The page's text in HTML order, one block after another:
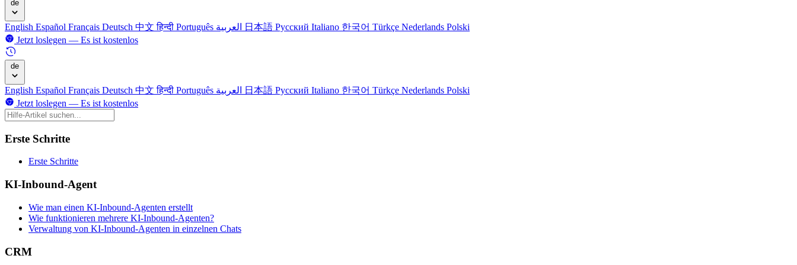
de
English Español Français Deutsch 中文हिन्दी Português 日本語 Русский Italiano 한국어 Türkçe Nederlands Polski
Jetzt loslegen — Es ist kostenlos
de
English Español Français Deutsch 中文हिन्दी Português 日本語 Русский Italiano 한국어 Türkçe Nederlands Polski
Jetzt loslegen — Es ist kostenlos
Erste Schritte
Erste Schritte
KI-Inbound-Agent
Wie man einen KI-Inbound-Agenten erstellt
Wie funktionieren mehrere KI-Inbound-Agenten?
Verwaltung von KI-Inbound-Agenten in einzelnen Chats
CRM